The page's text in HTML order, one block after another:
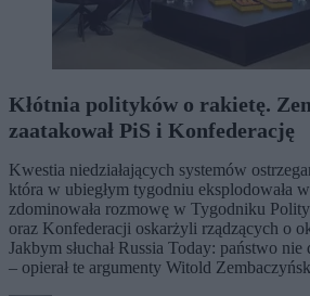
Kłótnia polityków o rakietę.
zaatakował PiS i Konfederację
Kwestia niedziałających systemów
która w ubiegłym tygodniu eksplodowała
zdominowała rozmowę w Tygodniku
oraz Konfederacji oskarżyli rządzących o
Jakbym słuchał Russia Today: państwo
– opierał te argumenty Witold